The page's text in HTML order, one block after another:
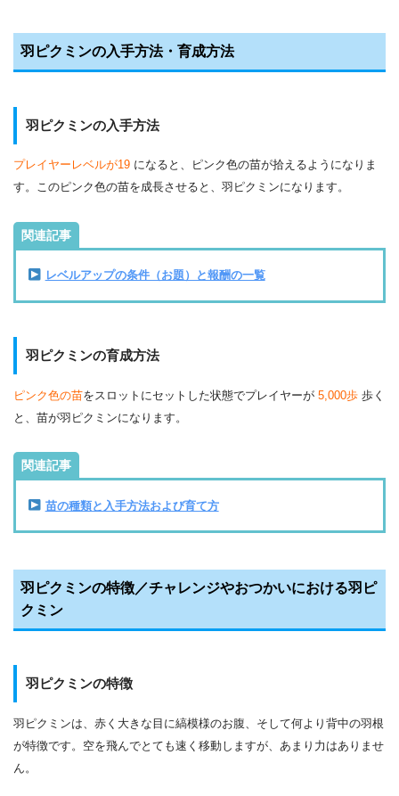
羽ピクミンの入手方法・育成方法
羽ピクミンの入手方法
プレイヤーレベルが19 になると、ピンク色の苗が拾えるようになりま
す。このピンク色の苗を成長させると、羽ピクミンになります。
関連記事
レベルアップの条件（お題）と報酬の一覧
羽ピクミンの育成方法
ピンク色の苗をスロットにセットした状態でプレイヤーが 5,000歩 歩く
と、苗が羽ピクミンになります。
関連記事
苗の種類と入手方法および育て方
羽ピクミンの特徴／チャレンジやおつかいにおける羽ピ
クミン
羽ピクミンの特徴
羽ピクミンは、赤く大きな目に縞模様のお腹、そして何より背中の羽根
が特徴です。空を飛んでとても速く移動しますが、あまり力はありませ
ん。